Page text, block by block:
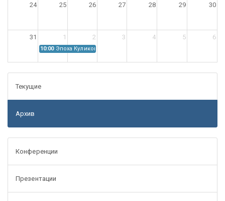
24 25 26 27 28 29 30
31 1 2 3 4 5 6
10:00 Эпоха Куликовской битвы: Проблемы источниковедения
Текущие
Архив
Конференции
Презентации